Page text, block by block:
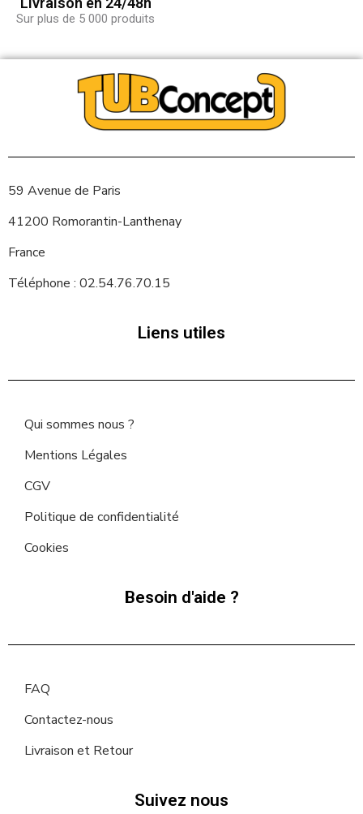
Sur plus de 5 000 produits
59 Avenue de Paris
41200 Romorantin-Lanthenay
France
Téléphone : 02.54.76.70.15
Liens utiles
Qui sommes nous ?
Mentions Légales
CGV
Politique de confidentialité
Cookies
Besoin d'aide ?
FAQ
Contactez-nous
Livraison et Retour
Suivez nous